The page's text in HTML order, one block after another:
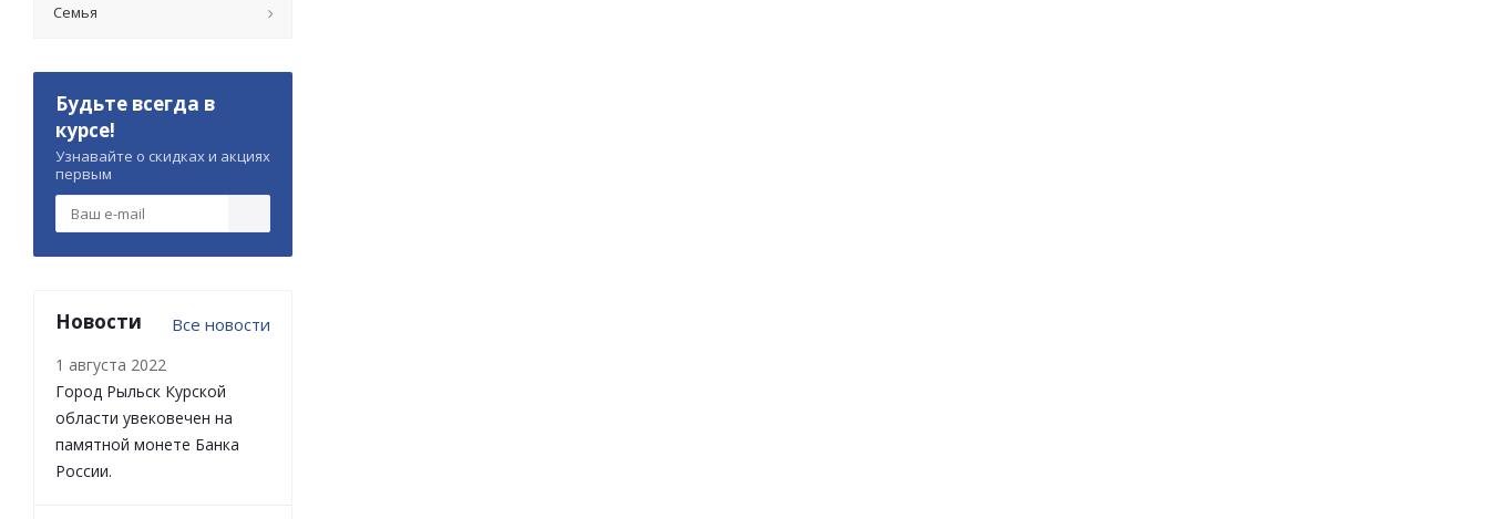
Семья
Будьте всегда в
курсе!
Узнавайте о скидках и акциях
первым
Новости Все новости
1 августа 2022
Город Рыльск Курской
области увековечен на
памятной монете Банка
России.